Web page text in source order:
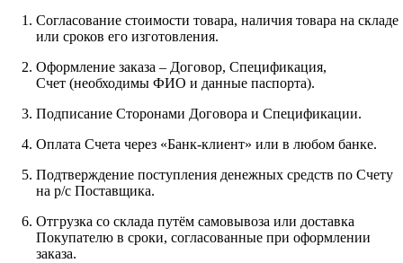
Согласование стоимости товара, наличия товара на складе
или сроков его изготовления.
Оформление заказа – Договор, Спецификация,
Счет (необходимы ФИО и данные паспорта).
Подписание Сторонами Договора и Спецификации.
Оплата Счета через «Банк-клиент» или в любом банке.
Подтверждение поступления денежных средств по Счету
на р/с Поставщика.
Отгрузка со склада путём самовывоза или доставка
Покупателю в сроки, согласованные при оформлении
заказа.